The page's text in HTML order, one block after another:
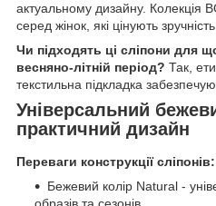
актуальному дизайну. Колекція
серед жінок, які цінують
Чи підходять ці сліпони для
весняно-літній період? Так,
текстильна підкладка
Універсальний
практичний дизайн
Переваги конструкції сліпонів:
Бежевий колір Natural -